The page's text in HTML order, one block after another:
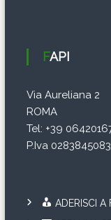
FAPI
Via Aureliana 2
ROMA
Tel: +39
P.Iva
ADERISCI A